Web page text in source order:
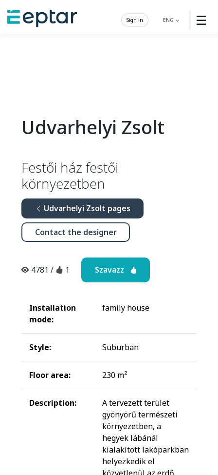
☰
ENG
Sign in
Udvarhelyi Zsolt
Festői ház festői
környezetben
Udvarhelyi Zsolt pages
Contact the designer
4781 / 1 Szavazz
Installation
mode:
family house
Style: Suburban
Floor area: 230 m²
Description:
A tervezett terület
gyönyörű természeti
környezetben, a
hegyek lábánál
kialakított lakóparkban
helyezkedik el